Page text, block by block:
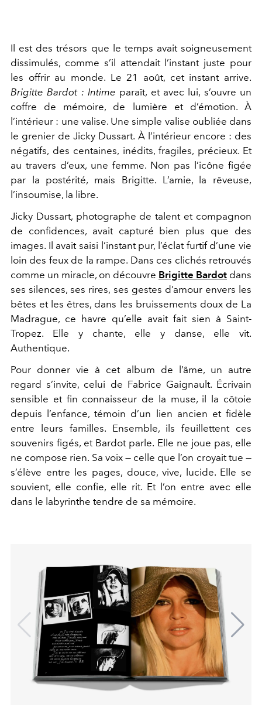
Il est des trésors que le temps avait soigneusement
dissimulés, comme s’il attendait l’instant juste pour
les offrir au monde. Le 21 août, cet instant arrive.
Brigitte Bardot : Intime paraît, et avec lui, s’ouvre un
coffre de mémoire, de lumière et d’émotion. À
l’intérieur : une valise. Une simple valise oubliée dans
le grenier de Jicky Dussart. À l’intérieur encore : des
négatifs, des centaines, inédits, fragiles, précieux. Et
au travers d’eux, une femme. Non pas l’icône figée
par la postérité, mais Brigitte. L’amie, la rêveuse,
l’insoumise, la libre.
Jicky Dussart, photographe de talent et compagnon
de confidences, avait capturé bien plus que des
images. Il avait saisi l’instant pur, l’éclat furtif d’une vie
loin des feux de la rampe. Dans ces clichés retrouvés
comme un miracle, on découvre Brigitte Bardot dans
ses silences, ses rires, ses gestes d’amour envers les
bêtes et les êtres, dans les bruissements doux de La
Madrague, ce havre qu’elle avait fait sien à Saint-
Tropez. Elle y chante, elle y danse, elle vit.
Authentique.
Pour donner vie à cet album de l’âme, un autre
regard s’invite, celui de Fabrice Gaignault. Écrivain
sensible et fin connaisseur de la muse, il la côtoie
depuis l’enfance, témoin d’un lien ancien et fidèle
entre leurs familles. Ensemble, ils feuillettent ces
souvenirs figés, et Bardot parle. Elle ne joue pas, elle
ne compose rien. Sa voix — celle que l’on croyait tue —
s’élève entre les pages, douce, vive, lucide. Elle se
souvient, elle confie, elle rit. Et l’on entre avec elle
dans le labyrinthe tendre de sa mémoire.